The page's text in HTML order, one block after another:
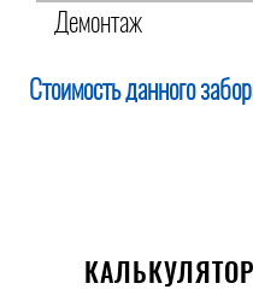
Демонтаж
Стоимость данного